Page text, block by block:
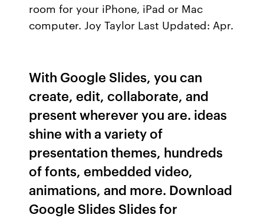
room for your iPhone, iPad or Mac
computer. Joy Taylor Last Updated: Apr.
With Google Slides, you can
create, edit, collaborate, and
present wherever you are. ideas
shine with a variety of
presentation themes, hundreds
of fonts, embedded video,
animations, and more. Download
Google Slides Slides for